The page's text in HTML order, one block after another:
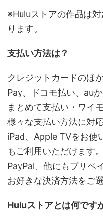
※Huluストアの作品は
ります。
支払い方法は？
クレジットカードのほ
Pay、ドコモ払い、au
まとめて支払い・ワイ
様々な支払い方法に対
iPad、Apple TVをお使
もご利用いただけます
PayPal、他にもプリペ
お好きな決済方法をご
Huluストアとは何です